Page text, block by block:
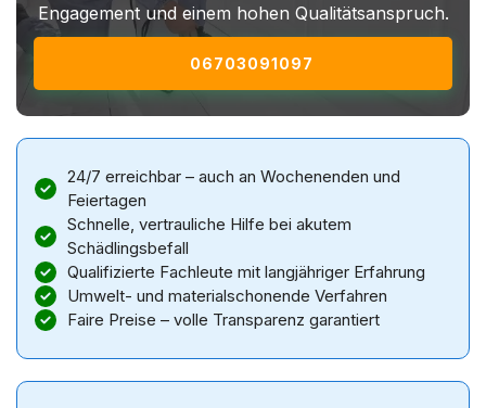
Engagement und einem hohen Qualitätsanspruch.
06703091097
24/7 erreichbar – auch an Wochenenden und
Feiertagen
Schnelle, vertrauliche Hilfe bei akutem
Schädlingsbefall
Qualifizierte Fachleute mit langjähriger Erfahrung
Umwelt- und materialschonende Verfahren
Faire Preise – volle Transparenz garantiert